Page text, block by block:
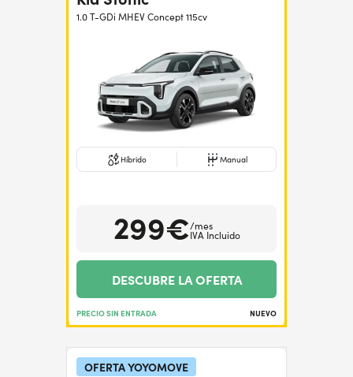
1.0 T-GDi MHEV Concept 115cv
Híbrido Manual
299€/mes
IVA Incluido
DESCUBRE LA OFERTA
PRECIO SIN ENTRADA NUEVO
OFERTA YOYOMOVE